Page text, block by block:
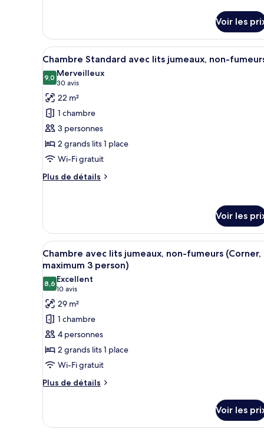
non-
fumeurs
le
type
de
chambre
Chambre
Double
Standard,
non-
fumeurs
Voir les
Afficher
toutes
les
photos
pour
ce
type
de
chambre :
Chambre
jumeaux,
non-
fumeurs
Une chambre d’hôtel avec
11
Chambre Standard avec lits jumeaux, non-
9,09,0 sur 10
Merveilleux
30 avis
(30 avis)
22 m²
1 chambre
3 personnes
2 grands lits 1 place
Wi-Fi gratuit
Plus de détails
Plus
type
de
chambre
Chambre
Standard
avec
lits
jumeaux,
non-
fumeurs
Voir les
Afficher
toutes
les
photos
pour
ce
type
de
chambre :
Chambre
avec
non-
Une chambre d’hôtel avec
10
Chambre avec lits jumeaux, non-fumeurs (Corner,
maximum 3 person)
8,68,6 sur 10
Excellent
10 avis
(10 avis)
29 m²
1 chambre
4 personnes
2 grands lits 1 place
Wi-Fi gratuit
Plus de détails
Plus
le
Voir les